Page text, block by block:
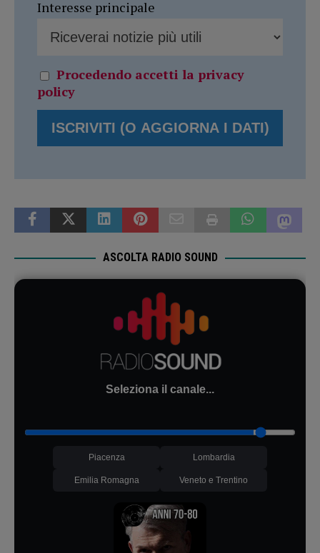
Interesse principale
Procedendo accetti la privacy
policy
ASCOLTA RADIO SOUND
Seleziona il canale...
Piacenza Lombardia
Emilia Romagna Veneto e Trentino